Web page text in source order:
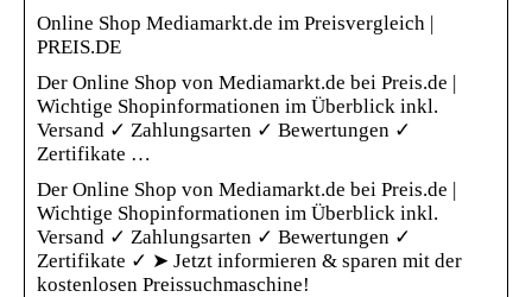
Online Shop Mediamarkt.de im Preisvergleich |
PREIS.DE
Der Online Shop von Mediamarkt.de bei Preis.de |
Wichtige Shopinformationen im Überblick inkl.
Versand ✓ Zahlungsarten ✓ Bewertungen ✓
Zertifikate …
Der Online Shop von Mediamarkt.de bei Preis.de |
Wichtige Shopinformationen im Überblick inkl.
Versand ✓ Zahlungsarten ✓ Bewertungen ✓
Zertifikate ✓ ➤ Jetzt informieren & sparen mit der
kostenlosen Preissuchmaschine!